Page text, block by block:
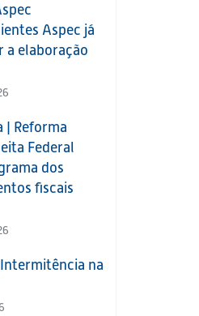
Aspec já
a elaboração
| Reforma
Federal
dos
fiscais
na